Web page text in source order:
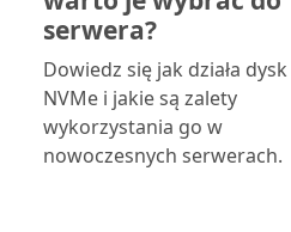
serwera?
Dowiedz się jak działa dysk
NVMe i jakie są zalety
wykorzystania go w
nowoczesnych serwerach.